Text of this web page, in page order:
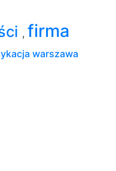
, firma
warszawa